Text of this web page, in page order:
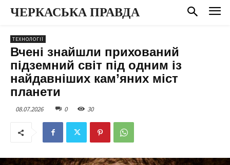
ЧЕРКАСЬКА ПРАВДА
ТЕХНОЛОГІЇ
Вчені знайшли прихований
підземний світ під одним із
найдавніших кам’яних міст
планети
08.07.2026 0 30